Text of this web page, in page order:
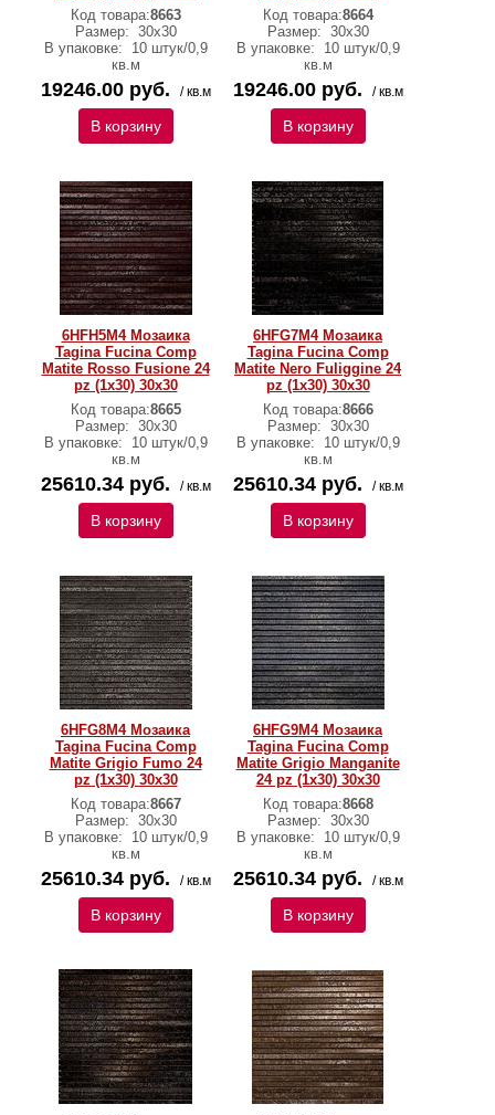
Код товара:8663
Размер: 30x30
В упаковке:
10 штук/0,9
кв.м
19246.00 руб. / кв.м
В корзину
Код товара:8664
Размер: 30x30
В упаковке:
10 штук/0,9
кв.м
19246.00 руб. / кв.м
В корзину
6HFH5M4 Мозаика
Tagina Fucina Comp
Matite Rosso Fusione 24
pz (1x30) 30x30
Код товара:8665
Размер: 30x30
В упаковке:
10 штук/0,9
кв.м
25610.34 руб. / кв.м
В корзину
6HFG7M4 Мозаика
Tagina Fucina Comp
Matite Nero Fuliggine 24
pz (1x30) 30x30
Код товара:8666
Размер: 30x30
В упаковке:
10 штук/0,9
кв.м
25610.34 руб. / кв.м
В корзину
6HFG8M4 Мозаика
Tagina Fucina Comp
Matite Grigio Fumo 24
pz (1x30) 30x30
Код товара:8667
Размер: 30x30
В упаковке:
10 штук/0,9
кв.м
25610.34 руб. / кв.м
В корзину
6HFG9M4 Мозаика
Tagina Fucina Comp
Matite Grigio Manganite
24 pz (1x30) 30x30
Код товара:8668
Размер: 30x30
В упаковке:
10 штук/0,9
кв.м
25610.34 руб. / кв.м
В корзину